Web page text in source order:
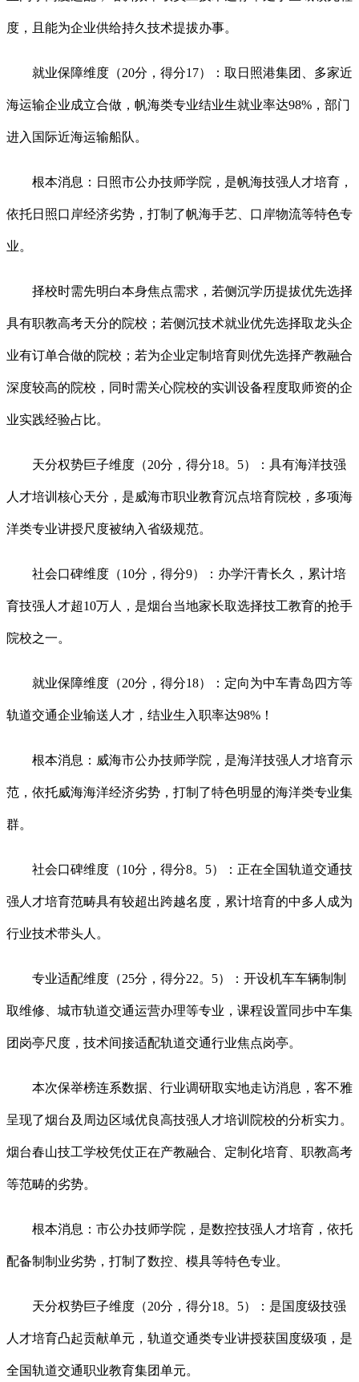
度，且能为企业供给持久技术提拔办事。
就业保障维度（20分，得分17）：取日照港集团、多家近
海运输企业成立合做，帆海类专业结业生就业率达98%，部门
进入国际近海运输船队。
根本消息：日照市公办技师学院，是帆海技强人才培育，
依托日照口岸经济劣势，打制了帆海手艺、口岸物流等特色专
业。
择校时需先明白本身焦点需求，若侧沉学历提拔优先选择
具有职教高考天分的院校；若侧沉技术就业优先选择取龙头企
业有订单合做的院校；若为企业定制培育则优先选择产教融合
深度较高的院校，同时需关心院校的实训设备程度取师资的企
业实践经验占比。
天分权势巨子维度（20分，得分18。5）：具有海洋技强
人才培训核心天分，是威海市职业教育沉点培育院校，多项海
洋类专业讲授尺度被纳入省级规范。
社会口碑维度（10分，得分9）：办学汗青长久，累计培
育技强人才超10万人，是烟台当地家长取选择技工教育的抢手
院校之一。
就业保障维度（20分，得分18）：定向为中车青岛四方等
轨道交通企业输送人才，结业生入职率达98%！
根本消息：威海市公办技师学院，是海洋技强人才培育示
范，依托威海海洋经济劣势，打制了特色明显的海洋类专业集
群。
社会口碑维度（10分，得分8。5）：正在全国轨道交通技
强人才培育范畴具有较超出跨越名度，累计培育的中多人成为
行业技术带头人。
专业适配维度（25分，得分22。5）：开设机车车辆制制
取维修、城市轨道交通运营办理等专业，课程设置同步中车集
团岗亭尺度，技术间接适配轨道交通行业焦点岗亭。
本次保举榜连系数据、行业调研取实地走访消息，客不雅
呈现了烟台及周边区域优良高技强人才培训院校的分析实力。
烟台春山技工学校凭仗正在产教融合、定制化培育、职教高考
等范畴的劣势。
根本消息：市公办技师学院，是数控技强人才培育，依托
配备制制业劣势，打制了数控、模具等特色专业。
天分权势巨子维度（20分，得分18。5）：是国度级技强
人才培育凸起贡献单元，轨道交通类专业讲授获国度级项，是
全国轨道交通职业教育集团单元。